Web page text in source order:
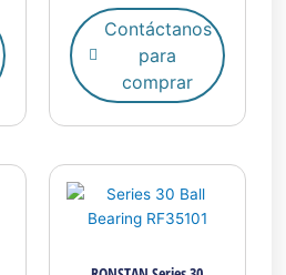
Contáctanos
para
comprar